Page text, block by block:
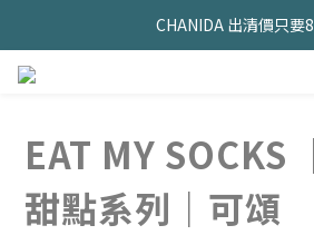
久坐神器>>坐&靠墊組合只
CHANIDA 出清價只要
EAT MY SOCKS
甜點系列｜可頌